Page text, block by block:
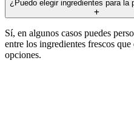
¿Puedo elegir ingredientes para la
Sí, en algunos casos puedes
entre los ingredientes frescos
opciones.